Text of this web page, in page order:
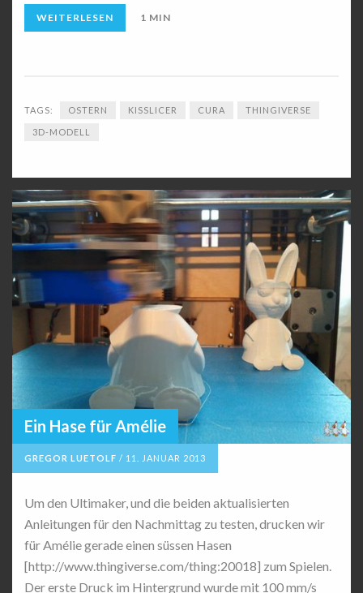
WEITERLESEN 1 MIN
TAGS: OSTERN KISSLICER CURA THINGIVERSE
3D-MODELL
Ein Hase für Amélie
GREGOR LUETOLF / 11. JANUAR 2013
Um den Ultimaker, und die beiden aktualisierten
Anleitungen für den Nachmittag zu testen, drucken wir
für Amélie gerade einen süssen Hasen
[http://www.thingiverse.com/thing:20018] zum Spielen.
Der erste Druck im Hintergrund wurde mit 100 mm/s